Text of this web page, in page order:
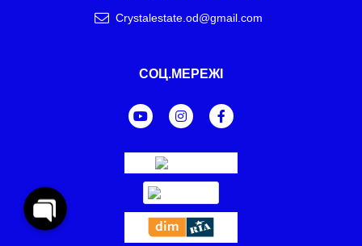
Crystalestate.od@gmail.com
СОЦ.МЕРЕЖІ